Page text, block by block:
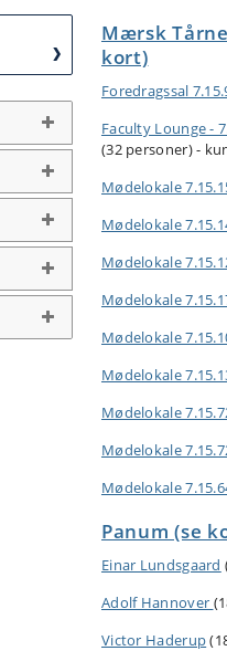
Mærsk
kort)
Foredragssal
Faculty Lounge -
(32 personer) -
Mødelokale
Mødelokale
Mødelokale
Mødelokale
Mødelokale
Mødelokale
Mødelokale
Mødelokale
Mødelokale
Panum (se
Einar Lundsgaard
Adolf Hannover
Victor Haderup